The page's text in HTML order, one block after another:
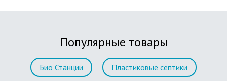
Популярные товары
Био Станции Пластиковые септики